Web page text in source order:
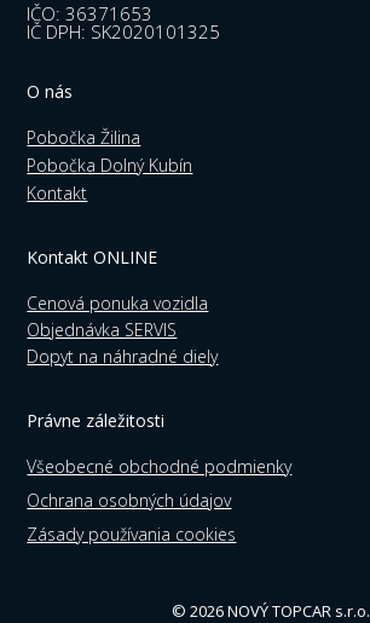
IČO: 36371653
IČ DPH: SK2020101325
O nás
Pobočka Žilina
Pobočka Dolný Kubín
Kontakt
Kontakt ONLINE
Cenová ponuka vozidla
Objednávka SERVIS
Dopyt na náhradné diely
Právne záležitosti
Všeobecné obchodné podmienky
Ochrana osobných údajov
Zásady používania cookies
© 2026 NOVÝ TOPCAR s.r.o.